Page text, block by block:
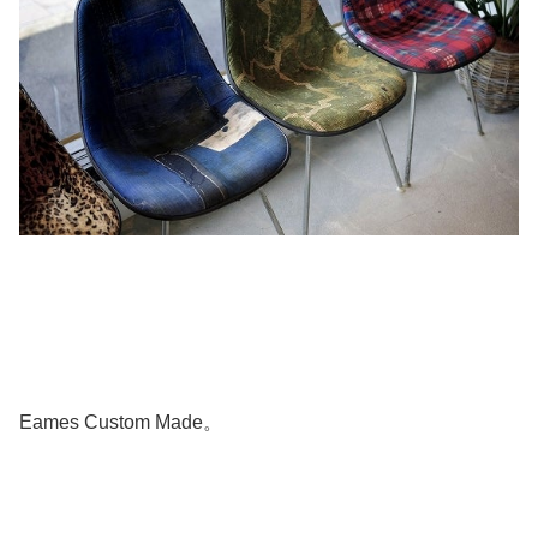
Eames Custom Made。